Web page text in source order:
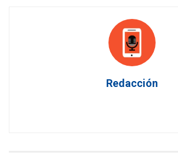
Redacción